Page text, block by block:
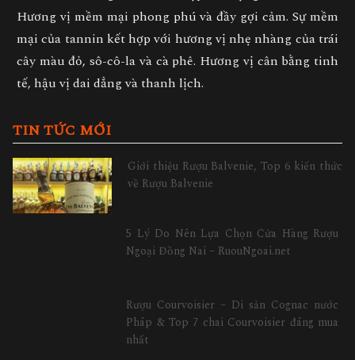
Hương vị mềm mại phong phú và đầy gợi cảm. Sự mềm
mại của tannin kết hợp với hương vị nhẹ nhàng của trái
cây màu đỏ, sô-cô-la và cà phê. Hương vị cân bằng tinh
tế, hậu vị dai dẳng và thanh lịch.
TIN TỨC MỚI
Giới thiệu Rượu Balvenie, Top 6 kiến thức
về Rượu Balvenie
5 Lý Do Nên Lựa Chọn Cửa Hàng Rượu
Ngoại Đồng Nai – RuouNgoai.net
Rượu Courvoisier – Di sản Cognac nước
Pháp & Top 7 chai Courvoisier đáng mua
nhất